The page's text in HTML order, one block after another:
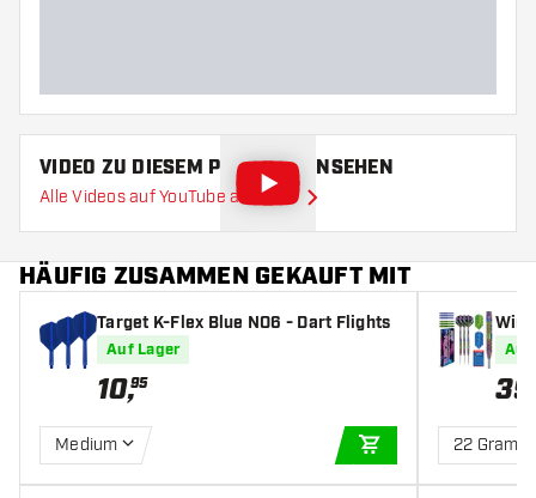
VIDEO ZU DIESEM PRODUKT ANSEHEN
Alle Videos auf YouTube ansehen
HÄUFIG ZUSAMMEN GEKAUFT MIT
Target K-Flex Blue NO6 - Dart Flights
Auf Lager
10,95
Medium
IN DEN
Auf
39
22 Gramm